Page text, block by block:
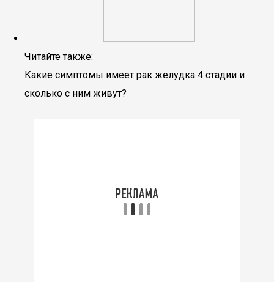
Читайте также:
Какие симптомы имеет рак желудка 4 стадии и
сколько с ним живут?